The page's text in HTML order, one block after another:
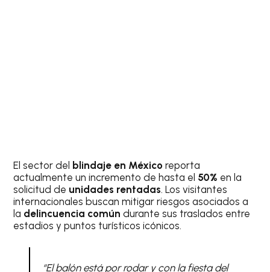
El sector del blindaje en México reporta
actualmente un incremento de hasta el 50% en la
solicitud de unidades rentadas. Los visitantes
internacionales buscan mitigar riesgos asociados a
la delincuencia común durante sus traslados entre
estadios y puntos turísticos icónicos.
“El balón está por rodar y con la fiesta del